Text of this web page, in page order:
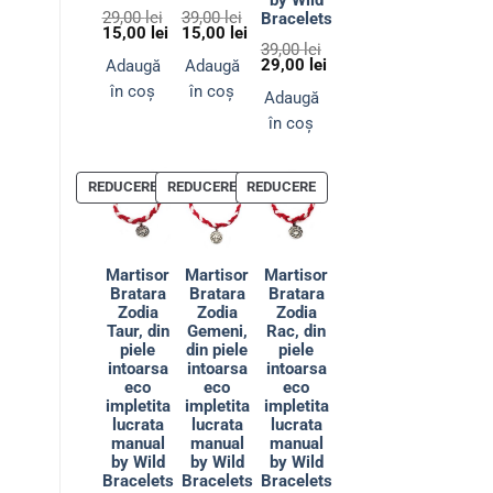
29,00lei
Prețul
inițial
a
fost:
29,00 lei.
15,00 lei
curent
este:
15,00 lei.
Adaugă
în coș
39,00lei
Prețul
inițial
a
fost:
39,00 lei.
15,00 lei
curent
este:
15,00 lei.
Adaugă
în coș
Bracelets
39,00lei
Prețul
inițial
a
fost:
39,00 lei.
29,00 lei
curent
este:
29,00 lei.
Adaugă
în coș
REDUCERE PRODUS
CU
REDUCERE
Martisor
Bratara
Zodia
Taur, din
piele
intoarsa
eco
impletita
lucrata
manual
by Wild
Bracelets
REDUCERE PRODUS
CU
REDUCERE
Martisor
Bratara
Zodia
Gemeni,
din piele
intoarsa
eco
impletita
lucrata
manual
by Wild
Bracelets
REDUCEREPRODUS
CU
Martisor
Bratara
Zodia
Rac, din
piele
intoarsa
eco
impletita
lucrata
manual
by Wild
Bracelets